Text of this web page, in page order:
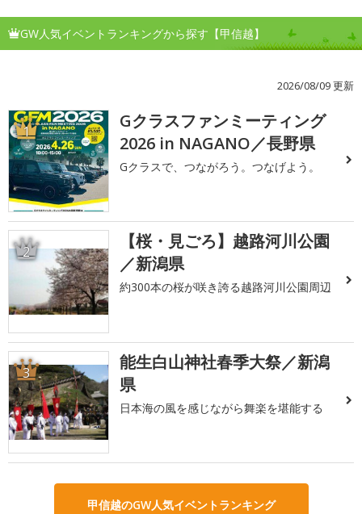
GW人気イベントランキングから探す【甲信越】
2026/08/09 更新
1
Gクラスファンミーティング
2026 in NAGANO／長野県
Gクラスで、つながろう。つなげよう。
2
【桜・見ごろ】越路河川公園
／新潟県
約300本の桜が咲き誇る越路河川公園周辺
3
能生白山神社春季大祭／新潟
県
日本海の風を感じながら舞楽を堪能する
甲信越のGW人気イベントランキング